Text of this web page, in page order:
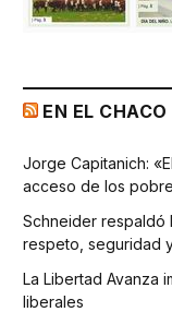
EN EL CHACO
Jorge Capitanich:
acceso de los
Schneider respaldó
respeto, seguridad
La Libertad Avanza
liberales